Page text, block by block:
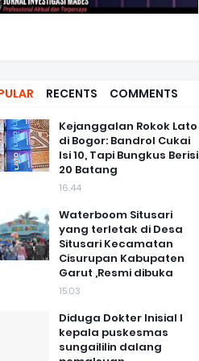
RECENTS COMMENTS
Kejanggalan Rokok Lato
di Bogor: Bandrol Cukai
Isi 10, Tapi Bungkus Berisi
20 Batang
16.44
Waterboom Situsari
yang terletak di Desa
Situsari Kecamatan
Cisurupan Kabupaten
Garut ,Resmi dibuka
15.03
Diduga Dokter Inisial I
kepala puskesmas
sungaililin dalang